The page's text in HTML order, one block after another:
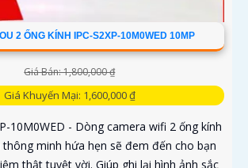
2 ỐNG KÍNH IPC-S2XP-10M0WED 10MP
Giá Bán: 1,800,000 ₫
Giá Khuyến Mại: 1,600,000 ₫
10M0WED - Dòng camera wifi 2 ống kính
thông minh hứa hẹn sẽ đem đến cho bạn
thật tuyệt vời. Giúp ghi lại hình ảnh sắc